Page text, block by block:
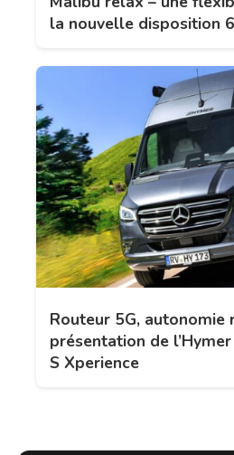
la nouvelle disposition
Routeur 5G, autonomie
présentation de
S Xperience